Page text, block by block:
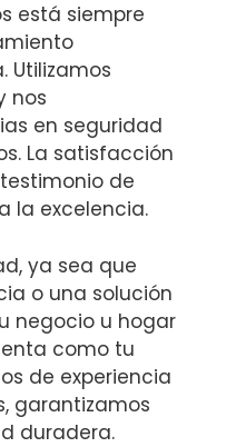
está siempre
Utilizamos
nos
en seguridad
La satisfacción
de
la excelencia.
ya sea que
o una solución
negocio u hogar
como tu
de experiencia
garantizamos
duradera.